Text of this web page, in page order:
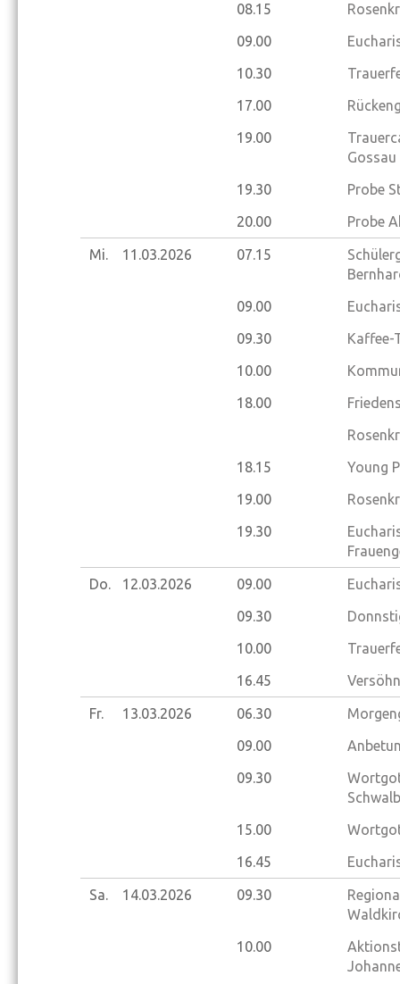
08.15
09.00
10.30
17.00
19.00
Gossau
19.30
Probe
20.00
Probe
Mi. 11.03.2026 07.15
09.00
09.30
Kaffee-
10.00
18.00
18.15
Young
19.00
19.30
Do. 12.03.2026 09.00
09.30
10.00
16.45
Fr. 13.03.2026 06.30
09.00
09.30
15.00
16.45
Sa. 14.03.2026 09.30
10.00